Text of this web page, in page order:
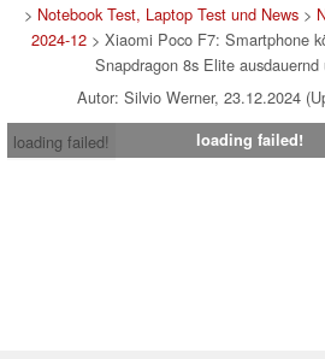
> Notebook Test, Laptop Test und News>
2024-12> Xiaomi Poco F7: Smartphone
Snapdragon 8s Elite ausdauernd
Autor: Silvio Werner, 23.12.2024
loading failed!
loading failed!